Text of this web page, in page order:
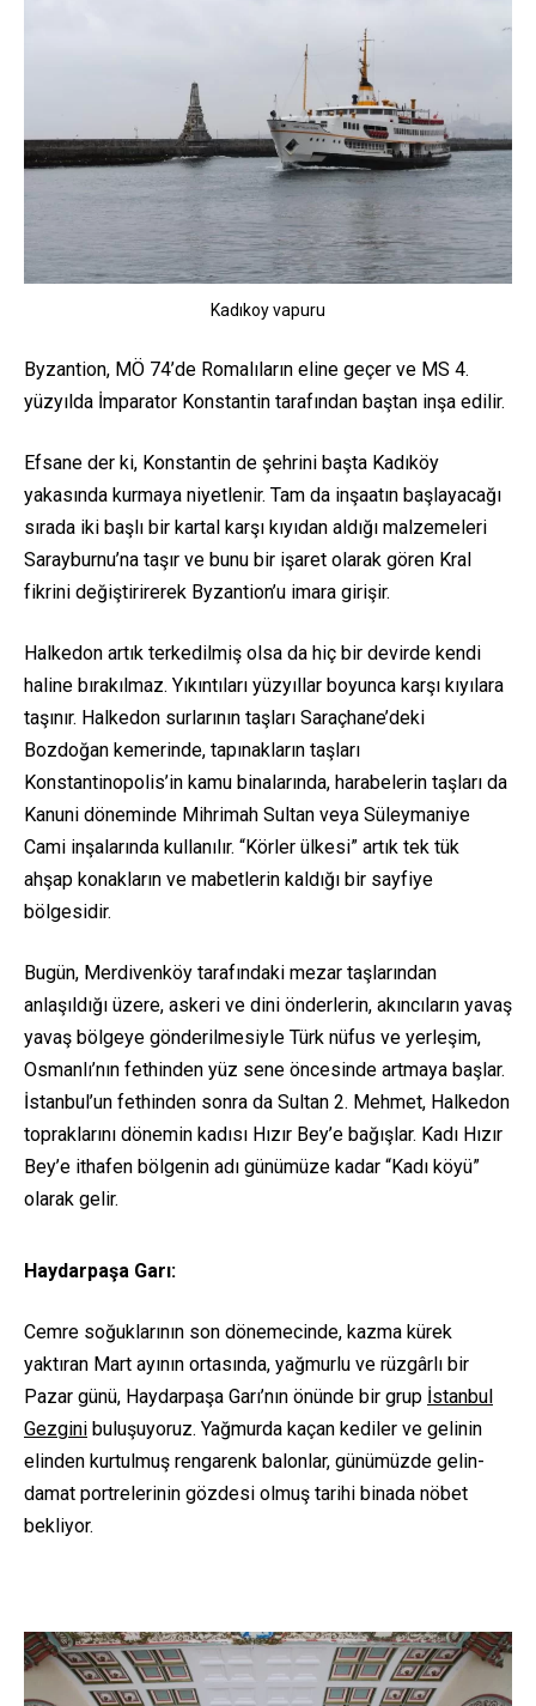
Kadıkoy vapuru
Byzantion, MÖ 74’de Romalıların eline geçer ve MS 4.
yüzyılda İmparator Konstantin tarafından baştan inşa edilir.
Efsane der ki, Konstantin de şehrini başta Kadıköy
yakasında kurmaya niyetlenir. Tam da inşaatın başlayacağı
sırada iki başlı bir kartal karşı kıyıdan aldığı malzemeleri
Sarayburnu’na taşır ve bunu bir işaret olarak gören Kral
fikrini değiştirirerek Byzantion’u imara girişir.
Halkedon artık terkedilmiş olsa da hiç bir devirde kendi
haline bırakılmaz. Yıkıntıları yüzyıllar boyunca karşı kıyılara
taşınır. Halkedon surlarının taşları Saraçhane’deki
Bozdoğan kemerinde, tapınakların taşları
Konstantinopolis’in kamu binalarında, harabelerin taşları da
Kanuni döneminde Mihrimah Sultan veya Süleymaniye
Cami inşalarında kullanılır. “Körler ülkesi” artık tek tük
ahşap konakların ve mabetlerin kaldığı bir sayfiye
bölgesidir.
Bugün, Merdivenköy tarafındaki mezar taşlarından
anlaşıldığı üzere, askeri ve dini önderlerin, akıncıların yavaş
yavaş bölgeye gönderilmesiyle Türk nüfus ve yerleşim,
Osmanlı’nın fethinden yüz sene öncesinde artmaya başlar.
İstanbul’un fethinden sonra da Sultan 2. Mehmet, Halkedon
topraklarını dönemin kadısı Hızır Bey’e bağışlar. Kadı Hızır
Bey’e ithafen bölgenin adı günümüze kadar “Kadı köyü”
olarak gelir.
Haydarpaşa Garı:
Cemre soğuklarının son dönemecinde, kazma kürek
yaktıran Mart ayının ortasında, yağmurlu ve rüzgârlı bir
Pazar günü, Haydarpaşa Garı’nın önünde bir grup İstanbul
Gezgini buluşuyoruz. Yağmurda kaçan kediler ve gelinin
elinden kurtulmuş rengarenk balonlar, günümüzde gelin-
damat portrelerinin gözdesi olmuş tarihi binada nöbet
bekliyor.